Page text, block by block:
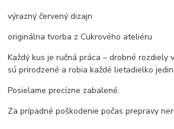
výrazný červený dizajn
originálna tvorba z Cukrového ateliéru
Každý kus je ručná práca – drobné rozdiely
sú prirodzené a robia každé lietadielko
Posielame precízne zabalené.
Za prípadné poškodenie počas prepravy